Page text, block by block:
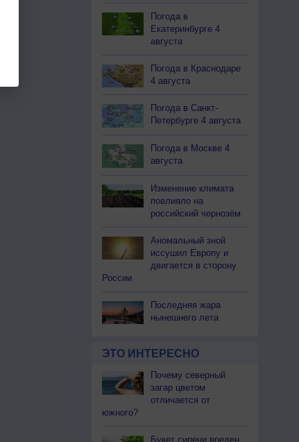
Погода в
Екатеринбурге 4
августа
Погода в Краснодаре
4 августа
Погода в Санкт-
Петербурге 4 августа
Погода в Москве 4
августа
Изменение климата
повлияло на
российский чернозём
Аномальный зной
иссушил Европу и
двигается в сторону
России
Последняя жара
нынешнего лета
ЭТО ИНТЕРЕСНО
Почему северный
загар цветом
отличается от
южного?
Букет сирени вреден